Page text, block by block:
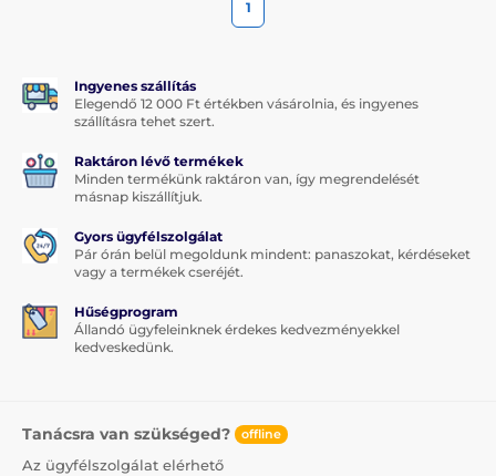
1
Ingyenes szállítás
Elegendő 12 000 Ft értékben vásárolnia, és ingyenes
szállításra tehet szert.
Raktáron lévő termékek
Minden termékünk raktáron van, így megrendelését
másnap kiszállítjuk.
Gyors ügyfélszolgálat
Pár órán belül megoldunk mindent: panaszokat, kérdéseket
vagy a termékek cseréjét.
Hűségprogram
Állandó ügyfeleinknek érdekes kedvezményekkel
kedveskedünk.
Tanácsra van szükséged? offline
Az ügyfélszolgálat elérhető